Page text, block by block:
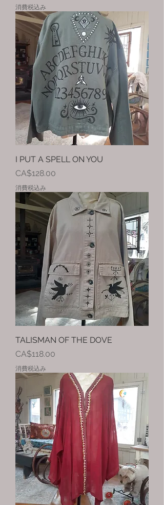
消費税込み
I PUT A SPELL ON YOU
価格
CA$128.00
消費税込み
TALISMAN OF THE DOVE
価格
CA$118.00
消費税込み